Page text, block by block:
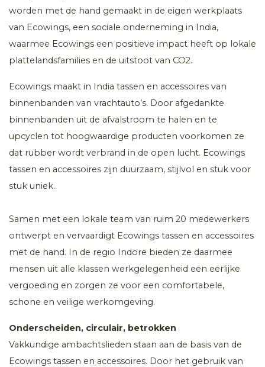
worden met de hand gemaakt in de eigen werkplaats
van Ecowings, een sociale onderneming in India,
waarmee Ecowings een positieve impact heeft op lokale
plattelandsfamilies en de uitstoot van CO2.
Ecowings maakt in India tassen en accessoires van
binnenbanden van vrachtauto’s. Door afgedankte
binnenbanden uit de afvalstroom te halen en te
upcyclen tot hoogwaardige producten voorkomen ze
dat rubber wordt verbrand in de open lucht. Ecowings
tassen en accessoires zijn duurzaam, stijlvol en stuk voor
stuk uniek.
Samen met een lokale team van ruim 20 medewerkers
ontwerpt en vervaardigt Ecowings tassen en accessoires
met de hand. In de regio Indore bieden ze daarmee
mensen uit alle klassen werkgelegenheid een eerlijke
vergoeding en zorgen ze voor een comfortabele,
schone en veilige werkomgeving.
Onderscheiden, circulair, betrokken
Vakkundige ambachtslieden staan aan de basis van de
Ecowings tassen en accessoires. Door het gebruik van